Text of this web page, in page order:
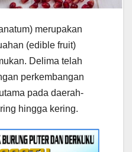
merupakan
(edible fruit)
Delima telah
perkembangan
pada daerah-
hingga kering.